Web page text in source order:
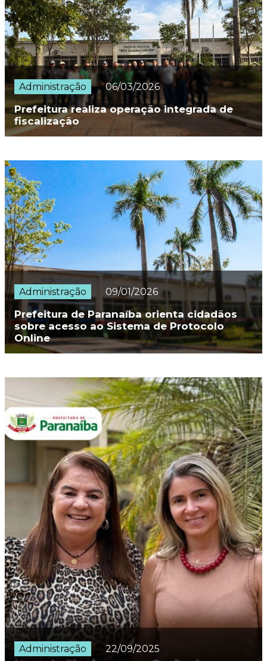
Administração 06/03/2026
Prefeitura realiza operação integrada de
fiscalização
Administração 09/01/2026
Prefeitura de Paranaíba orienta cidadãos
sobre acesso ao Sistema de Protocolo
Online
Administração 22/09/2025